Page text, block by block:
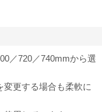
／720／740mmから選
更する場合も柔軟に